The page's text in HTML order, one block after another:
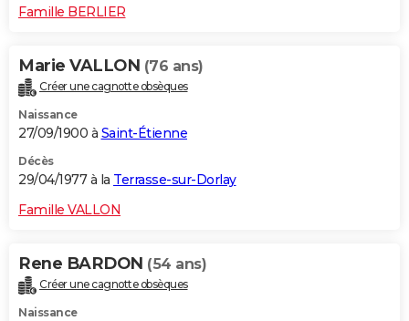
Famille BERLIER
Marie VALLON (76 ans)
Créer une cagnotte obsèques
Naissance
27/09/1900 à Saint-Étienne
Décès
29/04/1977 à la Terrasse-sur-Dorlay
Famille VALLON
Rene BARDON (54 ans)
Créer une cagnotte obsèques
Naissance